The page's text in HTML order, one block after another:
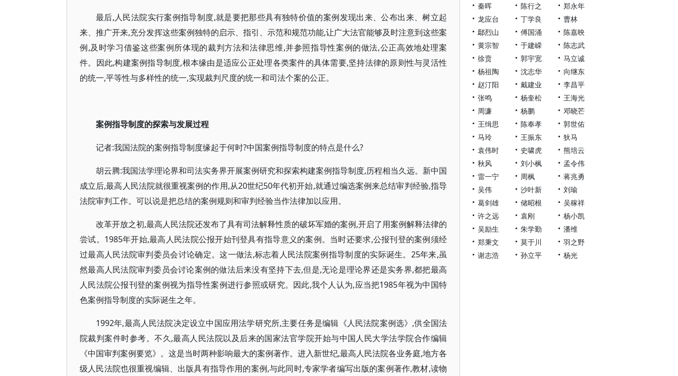
最后,人民法院实行案例指导制度,就是要把那些具有独特价值的案例发现出来、公布出来、树立起
来、推广开来,充分发挥这些案例独特的启示、指引、示范和规范功能,让广大法官能够及时注意到这些案
例,及时学习借鉴这些案例所体现的裁判方法和法律思维,并参照指导性案例的做法,公正高效地处理案
件。因此,构建案例指导制度,根本缘由是适应公正处理各类案件的具体需要,坚持法律的原则性与灵活性
的统一,平等性与多样性的统一,实现裁判尺度的统一和司法个案的公正。
案例指导制度的探索与发展过程
记者:我国法院的案例指导制度缘起于何时?中国案例指导制度的特点是什么?
胡云腾:我国法学理论界和司法实务界开展案例研究和探索构建案例指导制度,历程相当久远。新中国
成立后,最高人民法院就很重视案例的作用,从20世纪50年代初开始,就通过编选案例来总结审判经验,指导
法院审判工作。可以说是把总结的案例规则和审判经验当作法律加以应用。
改革开放之初,最高人民法院还发布了具有司法解释性质的破坏军婚的案例,开启了用案例解释法律的
尝试。1985年开始,最高人民法院公报开始刊登具有指导意义的案例。当时还要求,公报刊登的案例须经
过最高人民法院审判委员会讨论确定。这一做法,标志着人民法院案例指导制度的实际诞生。25年来,虽
然最高人民法院审判委员会讨论案例的做法后来没有坚持下去,但是,无论是理论界还是实务界,都把最高
人民法院公报刊登的案例视为指导性案例进行参照或研究。因此,我个人认为,应当把1985年视为中国特
色案例指导制度的实际诞生之年。
1992年,最高人民法院决定设立中国应用法学研究所,主要任务是编辑《人民法院案例选》,供全国法
院裁判案件时参考。不久,最高人民法院以及后来的国家法官学院开始与中国人民大学法学院合作编辑
《中国审判案例要览》。这是当时两种影响最大的案例著作。进入新世纪,最高人民法院各业务庭,地方各
级人民法院也很重视编辑、出版具有指导作用的案例,与此同时,专家学者编写出版的案例著作,教材,读物
秦晖 陈行之
郑永年
龙应台
丁学良
曹林
鄢烈山
傅国涌
陈嘉映
黄宗智
于建嵘
陈志武
徐贲
郭宇宽
马立诚
杨祖陶
沈志华
向继东
赵汀阳
戴建业
李昌平
张鸣
杨奎松
王海光
周濂
杨鹏
邓晓芒
王缉思
陈奉孝
郭世佑
马玲
王振东
狄马
袁伟时
史啸虎
熊培云
秋风
刘小枫
孟令伟
雷一宁
周枫
蒋兆勇
吴伟
沙叶新
刘瑜
葛剑雄
储昭根
吴稼祥
许之远
袁刚
杨小凯
吴励生
朱学勤
潘维
郑秉文
莫于川
羽之野
谢志浩
孙立平 杨光